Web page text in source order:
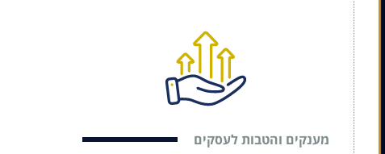
מענקים והטבות לעסקים